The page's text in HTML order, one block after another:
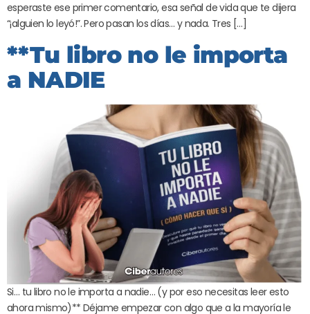
esperaste ese primer comentario, esa señal de vida que te dijera
“¡alguien lo leyó!”. Pero pasan los días… y nada. Tres […]
**Tu libro no le importa
a NADIE
Si… tu libro no le importa a nadie… (y por eso necesitas leer esto
ahora mismo)** Déjame empezar con algo que a la mayoría le